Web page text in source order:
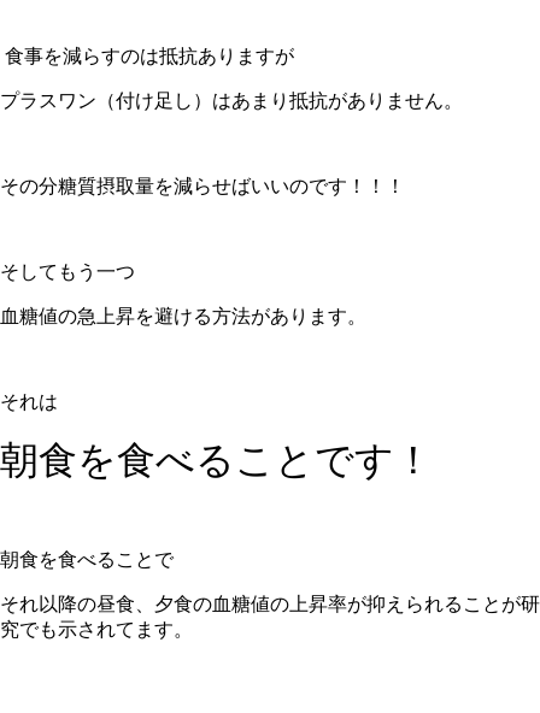
食事を減らすのは抵抗ありますが
プラスワン（付け足し）はあまり抵抗がありません。
その分糖質摂取量を減らせばいいのです！！！
そしてもう一つ
血糖値の急上昇を避ける方法があります。
それは
朝食を食べることです！
朝食を食べることで
それ以降の昼食、夕食の血糖値の上昇率が抑えられることが研
究でも示されてます。